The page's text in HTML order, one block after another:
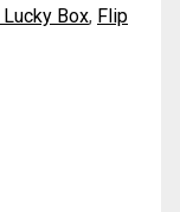
Box, Flip